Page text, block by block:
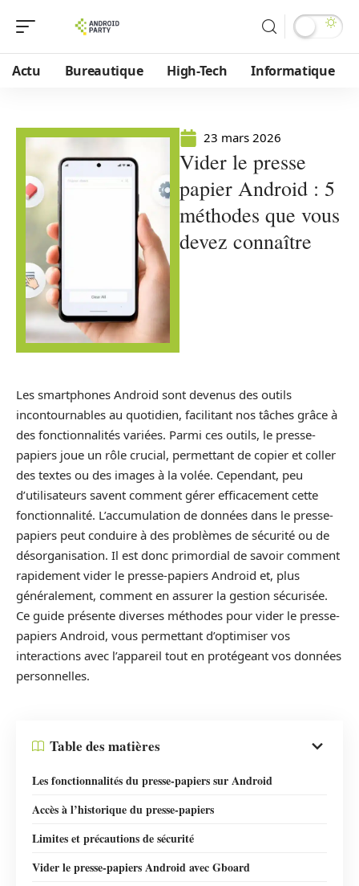
Actu Bureautique High-Tech Informatique
23 mars 2026
Vider le presse
papier Android : 5
méthodes que vous
devez connaître
Les smartphones Android sont devenus des outils
incontournables au quotidien, facilitant nos tâches grâce à
des fonctionnalités variées. Parmi ces outils, le presse-
papiers joue un rôle crucial, permettant de copier et coller
des textes ou des images à la volée. Cependant, peu
d’utilisateurs savent comment gérer efficacement cette
fonctionnalité. L’accumulation de données dans le presse-
papiers peut conduire à des problèmes de sécurité ou de
désorganisation. Il est donc primordial de savoir comment
rapidement vider le presse-papiers Android et, plus
généralement, comment en assurer la gestion sécurisée.
Ce guide présente diverses méthodes pour vider le presse-
papiers Android, vous permettant d’optimiser vos
interactions avec l’appareil tout en protégeant vos données
personnelles.
Table des matières
Les fonctionnalités du presse-papiers sur Android
Accès à l’historique du presse-papiers
Limites et précautions de sécurité
Vider le presse-papiers Android avec Gboard